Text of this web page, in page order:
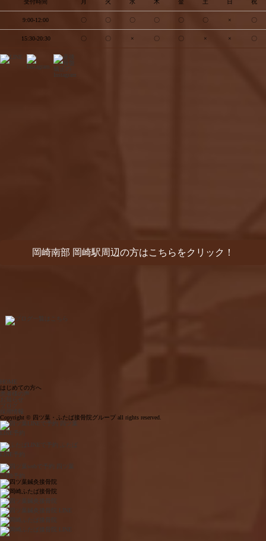
9:00-12:00 〇 〇 〇 〇 〇 〇 × 〇
15:30-20:30 〇 〇 × 〇 〇 × × 〇
岡崎南部 岡崎駅周辺の方はこちらをクリック！
HOME
はじめての方へ
採用情報
Copyright © 四ツ葉・ふたば接骨院グループ all rights reserved.
LINE予約
ふたば
LINE予約
WEB予約